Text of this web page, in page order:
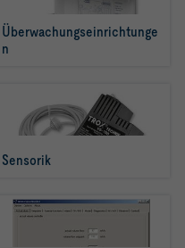
Überwachungseinrichtunge
n
Sensorik